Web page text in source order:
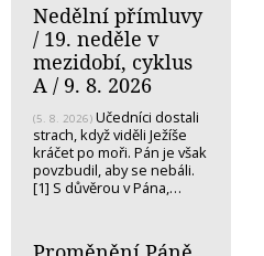
Nedělní přímluvy
/ 19. neděle v
mezidobí, cyklus
A / 9. 8. 2026
(5. 8. 2026) Učedníci dostali
strach, když viděli Ježíše
kráčet po moři. Pán je však
povzbudil, aby se nebáli.
[1] S důvěrou v Pána,…